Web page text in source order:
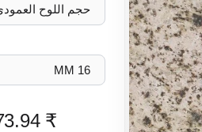
₹ 73.94